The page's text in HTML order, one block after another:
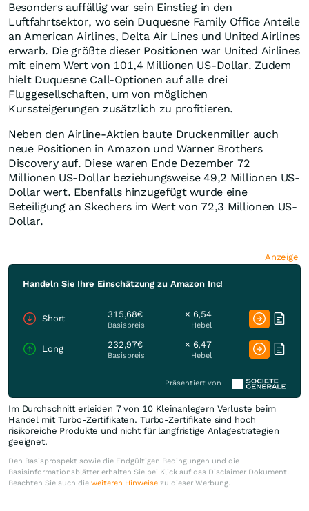
Besonders auffällig war sein Einstieg in den
Luftfahrtsektor, wo sein Duquesne Family Office Anteile
an American Airlines, Delta Air Lines und United Airlines
erwarb. Die größte dieser Positionen war United Airlines
mit einem Wert von 101,4 Millionen US-Dollar. Zudem
hielt Duquesne Call-Optionen auf alle drei
Fluggesellschaften, um von möglichen
Kurssteigerungen zusätzlich zu profitieren.
Neben den Airline-Aktien baute Druckenmiller auch
neue Positionen in Amazon und Warner Brothers
Discovery auf. Diese waren Ende Dezember 72
Millionen US-Dollar beziehungsweise 49,2 Millionen US-
Dollar wert. Ebenfalls hinzugefügt wurde eine
Beteiligung an Skechers im Wert von 72,3 Millionen US-
Dollar.
Anzeige
Handeln Sie Ihre Einschätzung zu Amazon Inc!
Short 315,68€
Basispreis
× 6,54
Hebel
Long 232,97€
Basispreis
× 6,47
Hebel
Präsentiert von
Im Durchschnitt erleiden 7 von 10 Kleinanlegern Verluste beim
Handel mit Turbo-Zertifikaten. Turbo-Zertifikate sind hoch
risikoreiche Produkte und nicht für langfristige Anlagestrategien
geeignet.
Den Basisprospekt sowie die Endgültigen Bedingungen und die
Basisinformationsblätter erhalten Sie bei Klick auf das Disclaimer Dokument.
Beachten Sie auch die weiteren Hinweise zu dieser Werbung.